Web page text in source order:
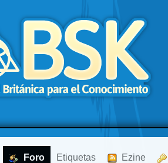
Foro Etiquetas Ezine